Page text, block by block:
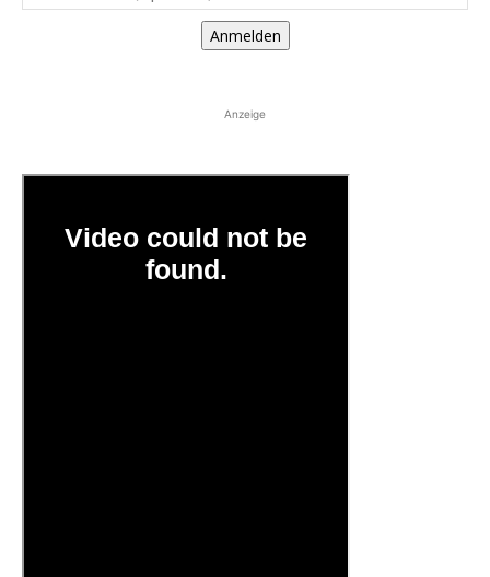
Anmelden
Anzeige